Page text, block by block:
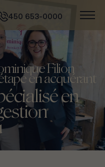
450 653-0000
Filion
en acquérant
en